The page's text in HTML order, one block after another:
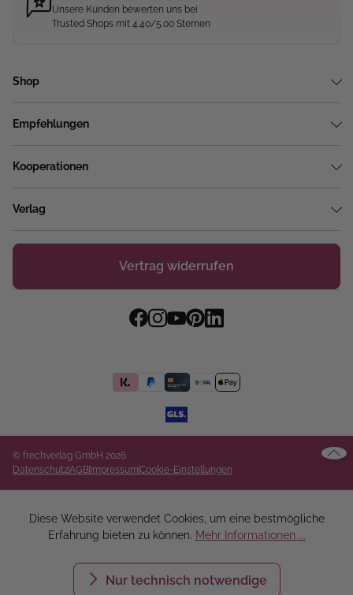
Unsere Kunden bewerten uns bei
Trusted Shops mit 4.40/5.00 Sternen
Shop
Empfehlungen
Kooperationen
Verlag
Vertrag widerrufen
© frechverlag GmbH 2026
DatenschutzAGB ImpressumCookie-Einstellungen
Diese Website verwendet Cookies, um eine bestmögliche
Erfahrung bieten zu können. Mehr Informationen ...
Nur technisch notwendige